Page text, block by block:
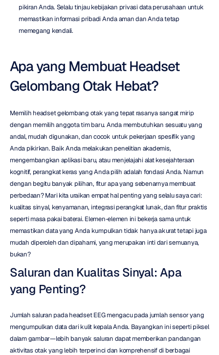
pikiran Anda. Selalu tinjau kebijakan privasi data perusahaan untuk
memastikan informasi pribadi Anda aman dan Anda tetap
memegang kendali.
Apa yang Membuat Headset
Gelombang Otak Hebat?
Memilih headset gelombang otak yang tepat rasanya sangat mirip
dengan memilih anggota tim baru. Anda membutuhkan sesuatu yang
andal, mudah digunakan, dan cocok untuk pekerjaan spesifik yang
Anda pikirkan. Baik Anda melakukan penelitian akademis,
mengembangkan aplikasi baru, atau menjelajahi alat kesejahteraan
kognitif, perangkat keras yang Anda pilih adalah fondasi Anda. Namun
dengan begitu banyak pilihan, fitur apa yang sebenarnya membuat
perbedaan? Mari kita uraikan empat hal penting yang selalu saya cari:
kualitas sinyal, kenyamanan, integrasi perangkat lunak, dan fitur praktis
seperti masa pakai baterai. Elemen-elemen ini bekerja sama untuk
memastikan data yang Anda kumpulkan tidak hanya akurat tetapi juga
mudah diperoleh dan dipahami, yang merupakan inti dari semuanya,
bukan?
Saluran dan Kualitas Sinyal: Apa
yang Penting?
Jumlah saluran pada headset EEG mengacu pada jumlah sensor yang
mengumpulkan data dari kulit kepala Anda. Bayangkan ini seperti piksel
dalam gambar—lebih banyak saluran dapat memberikan pandangan
aktivitas otak yang lebih terperinci dan komprehensif di berbagai